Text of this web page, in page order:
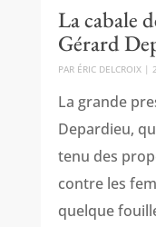
La cabale
Gérard
PAR ÉRIC DELCROIX|
La grande
Depardieu,
tenu des
contre les
quelque